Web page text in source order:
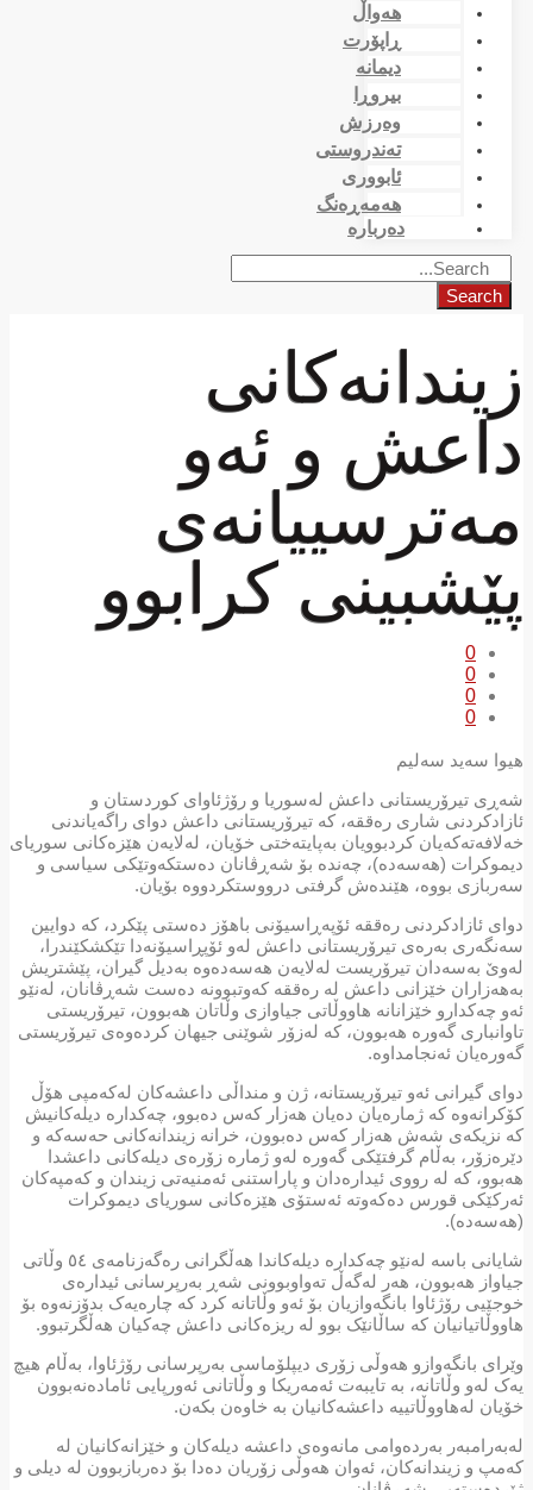
هەواڵ
ڕاپۆرت
دیمانە
بیروڕا
وەرزش
تەندروستی
ئابووری
هەمەڕەنگ
دەربارە
Search
زیندانەكانی
داعش و ئەو
مەترسییانەی
پێشبینی کرابوو
0
0
0
0
هیوا سەید سەلیم
شەڕی تیرۆریستانی داعش لەسوریا و رۆژئاوای کوردستان و
ئازادکردنی شاری رەققە، کە تیرۆریستانی داعش دوای راگەیاندنی
خەلافەتەکەیان کردبوویان بەپایتەختی خۆیان، لەلایەن هێزەکانی سوریای
دیموکرات (هەسەدە)، چەندە بۆ شەڕڤانان دەستکەوتێکی سیاسی و
سەربازی بووە، هێندەش گرفتی درووستکردووە بۆیان.
دوای ئازادكردنی رەققە ئۆپەڕاسیۆنی باهۆز دەستی پێکرد، کە دوایین
سەنگەری بەرەی تیرۆریستانی داعش لەو ئۆپڕاسیۆنەدا تێکشکێندرا،
لەوێ بەسەدان تیرۆریست لەلایەن هەسەدەوە بەدیل گیران، پێشتریش
بەهەزاران خێزانی داعش لە رەققە کەوتبوونە دەست شەڕڤانان، لەنێو
ئەو چەکدارو خێزانانە هاووڵاتی جیاوازی وڵاتان هەبوون، تیرۆریستی
تاوانباری گەورە هەبوون، کە لەزۆر شوێنی جیهان كردەوەی تیرۆریستی
گەورەیان ئەنجامداوە.
دوای گیرانی ئەو تیرۆریستانە، ژن و منداڵی داعشەکان لەکەمپی هۆڵ
کۆکرانەوە کە ژمارەیان دەیان هەزار کەس دەبوو، چەکدارە دیلەکانیش
کە نزیکەی شەش هەزار كەس دەبوون، خرانە زیندانەکانی حەسەکە و
دێرەزۆر، بەڵام گرفتێكی گەورە لەو ژمارە زۆرەی دیلەکانی داعشدا
هەبوو، کە لە رووی ئیدارەدان و پاراستنی ئەمنیەتی زیندان و کەمپەکان
ئەرکێکی قورس دەکەوتە ئەستۆی هێزەکانی سوریای دیموکرات
(هەسەدە).
شایانی باسە لەنێو چەکدارە دیلەکاندا هەڵگرانی رەگەزنامەی ٥٤ وڵاتی
جیاواز هەبوون، هەر لەگەڵ تەواوبوونی شەڕ بەرپرسانی ئیدارەی
خوجێیی رۆژئاوا بانگەوازیان بۆ ئەو وڵاتانە کرد کە چارەیەک بدۆزنەوە بۆ
هاووڵاتیانیان کە ساڵانێک بوو لە ریزەکانی داعش چەکیان هەڵگرتبوو.
وێرای بانگەوازو هەوڵی زۆری دیپلۆماسی بەرپرسانی رۆژئاوا، بەڵام هیچ
یەک لەو وڵاتانە، بە تایبەت ئەمەریکا و وڵاتانی ئەورپایی ئامادەنەبوون
خۆیان لەهاووڵاتییە داعشەکانیان بە خاوەن بکەن.
لەبەرامبەر بەردەوامی مانەوەی داعشە دیلەکان و خێزانەکانیان لە
کەمپ و زیندانەکان، ئەوان هەوڵی زۆریان دەدا بۆ دەربازبوون لە دیلی و